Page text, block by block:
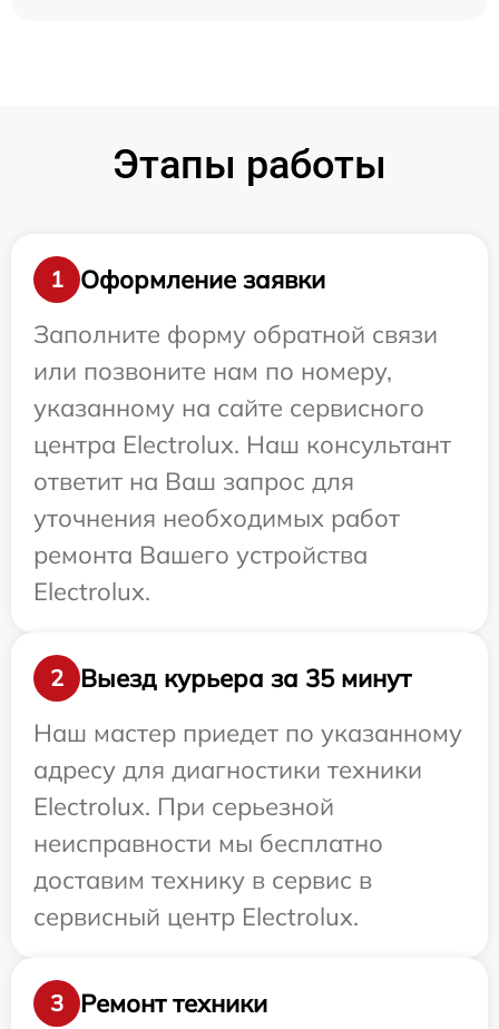
Этапы работы
1
Оформление заявки
Заполните форму обратной связи
или позвоните нам по номеру,
указанному на сайте сервисного
центра Electrolux. Наш консультант
ответит на Ваш запрос для
уточнения необходимых работ
ремонта Вашего устройства
Electrolux.
2
Выезд курьера за 35 минут
Наш мастер приедет по указанному
адресу для диагностики техники
Electrolux. При серьезной
неисправности мы бесплатно
доставим технику в сервис в
сервисный центр Electrolux.
3 Ремонт техники